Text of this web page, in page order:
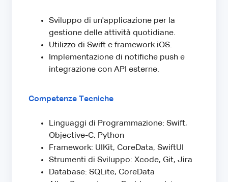
Sviluppo di un'applicazione per la
gestione delle attività quotidiane.
Utilizzo di Swift e framework iOS.
Implementazione di notifiche push e
integrazione con API esterne.
Competenze Tecniche
Linguaggi di Programmazione: Swift,
Objective-C, Python
Framework: UIKit, CoreData, SwiftUI
Strumenti di Sviluppo: Xcode, Git, Jira
Database: SQLite, CoreData